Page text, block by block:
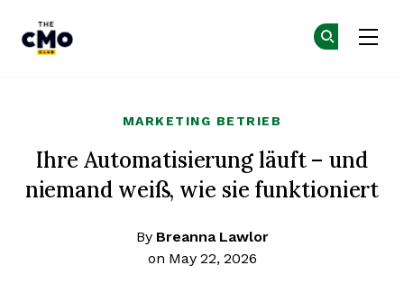
MARKETING BETRIEB
Ihre Automatisierung läuft – und
niemand weiß, wie sie funktioniert
By Breanna Lawlor
on May 22, 2026